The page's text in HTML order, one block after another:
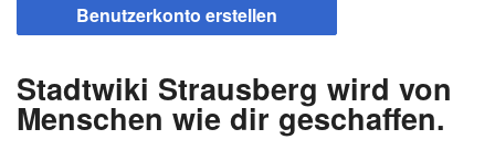
Benutzerkonto erstellen
Stadtwiki Strausberg wird von
Menschen wie dir geschaffen.